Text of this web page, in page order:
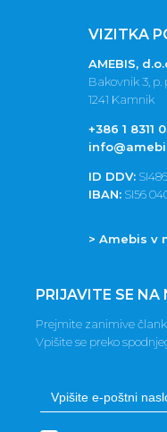
VIZITKA
AMEBIS,
Bakovnik 3, p.
1241 Kamnik
+386 1 8311
ID DDV:
IBAN: SI56
> Amebis v
PRIJAVITE SE NA
Prejmite zanimive
Vpišite se preko